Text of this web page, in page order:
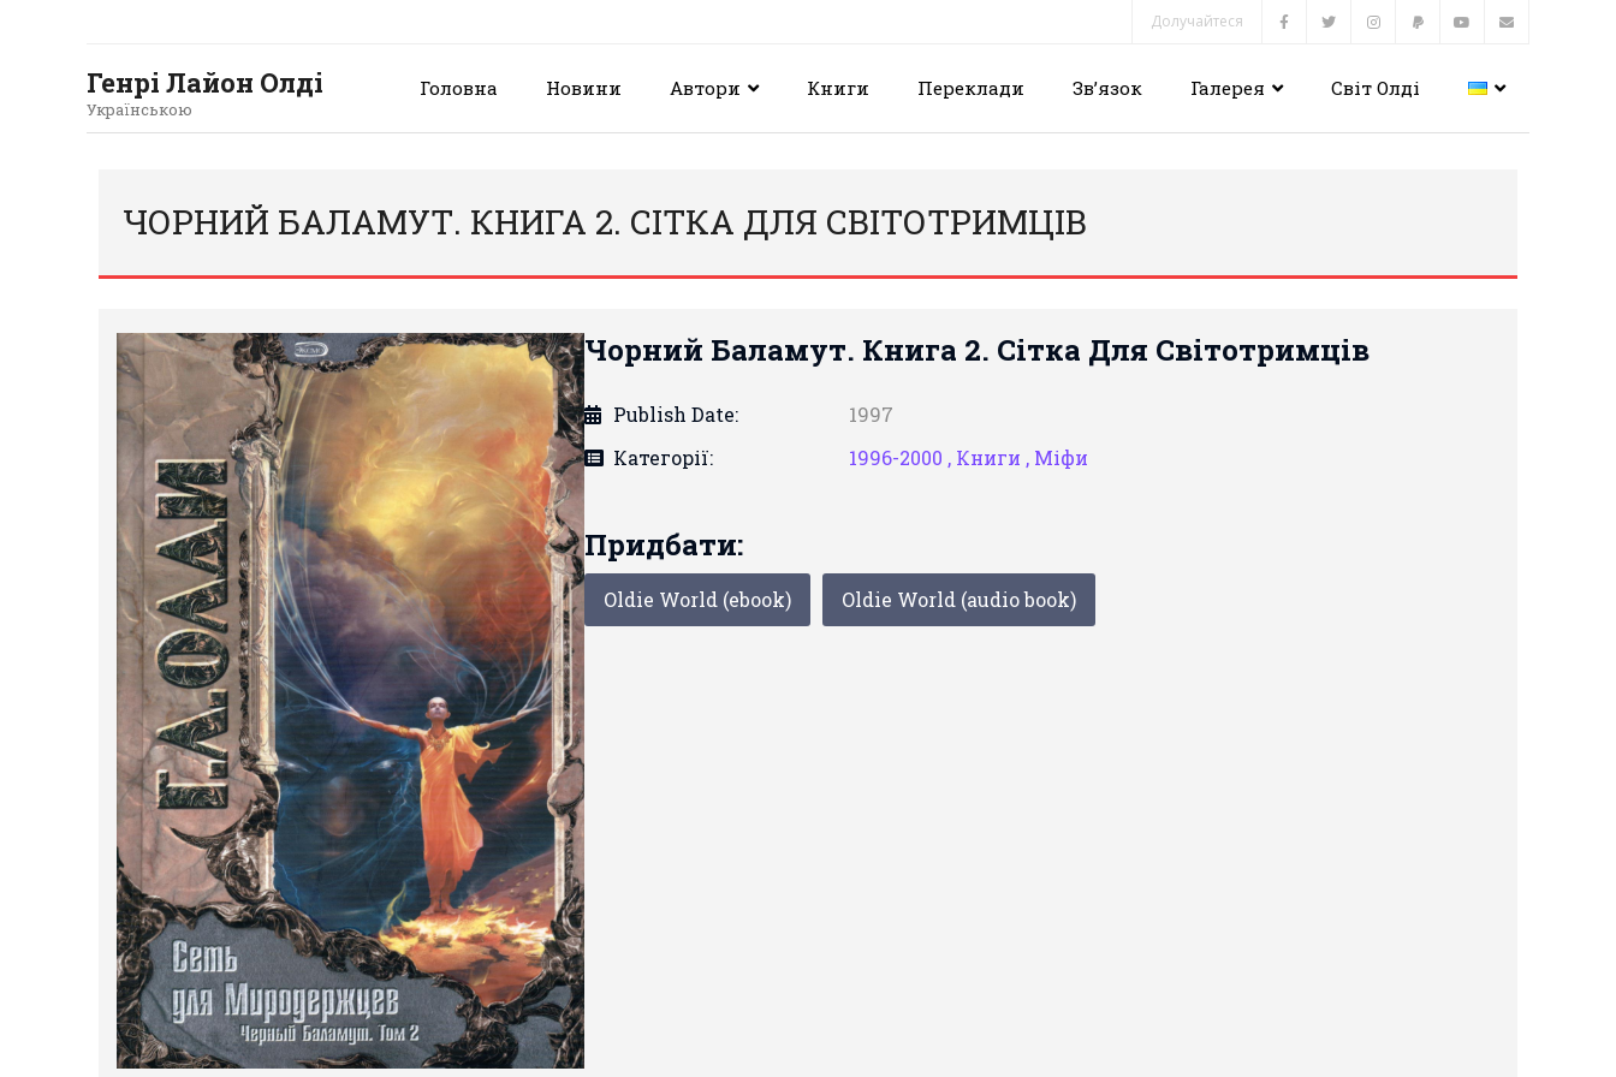
Долучайтеся
Генрі Лайон Олді
Українською
Головна Новини Автори Книги Переклади Зв’язок Галерея Світ Олді
ЧОРНИЙ БАЛАМУТ. КНИГА 2. СІТКА ДЛЯ СВІТОТРИМЦІВ
Чорний Баламут. Книга 2. Сітка Для Світотримців
Publish Date:
1997
Категорії:
1996-2000 , Книги , Міфи
Придбати:
Oldie World (ebook) Oldie World (audio book)